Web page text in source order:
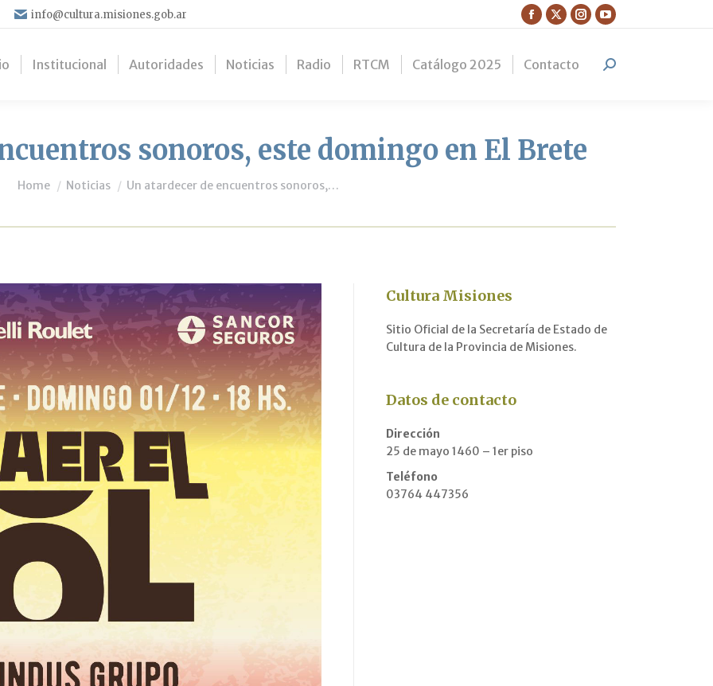
info@cultura.misiones.gob.ar
Facebook
opens
X
opens
Instagram
opens
YouTube
opens
Institucional Autoridades Noticias Radio RTCM Catálogo 2025 Contacto Search:
sonoros, este domingo en El Brete
You are here:
Home Noticias Un atardecer de encuentros sonoros,…
Cultura Misiones
Sitio Oficial de la Secretaría de Estado de
Cultura de la Provincia de Misiones.
Datos de contacto
Dirección
25 de mayo 1460 – 1er piso
Teléfono
03764 447356